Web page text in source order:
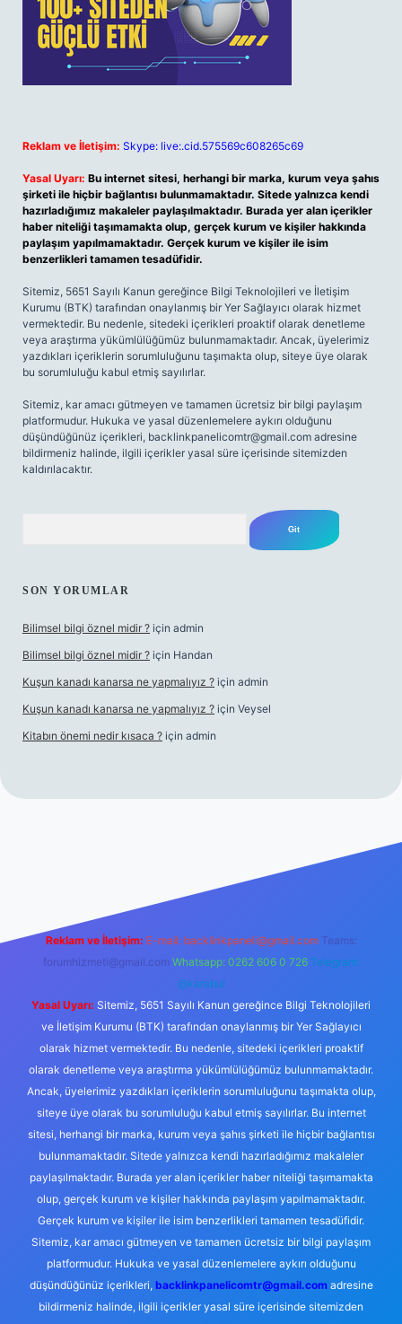
Reklam ve İletişim: Skype: live:.cid.575569c608265c69
Yasal Uyarı: Bu internet sitesi, herhangi bir marka, kurum veya şahıs
şirketi ile hiçbir bağlantısı bulunmamaktadır. Sitede yalnızca kendi
hazırladığımız makaleler paylaşılmaktadır. Burada yer alan içerikler
haber niteliği taşımamakta olup, gerçek kurum ve kişiler hakkında
paylaşım yapılmamaktadır. Gerçek kurum ve kişiler ile isim
benzerlikleri tamamen tesadüfidir.
Sitemiz, 5651 Sayılı Kanun gereğince Bilgi Teknolojileri ve İletişim
Kurumu (BTK) tarafından onaylanmış bir Yer Sağlayıcı olarak hizmet
vermektedir. Bu nedenle, sitedeki içerikleri proaktif olarak denetleme
veya araştırma yükümlülüğümüz bulunmamaktadır. Ancak, üyelerimiz
yazdıkları içeriklerin sorumluluğunu taşımakta olup, siteye üye olarak
bu sorumluluğu kabul etmiş sayılırlar.
Sitemiz, kar amacı gütmeyen ve tamamen ücretsiz bir bilgi paylaşım
platformudur. Hukuka ve yasal düzenlemelere aykırı olduğunu
düşündüğünüz içerikleri, backlinkpanelicomtr@gmail.com adresine
bildirmeniz halinde, ilgili içerikler yasal süre içerisinde sitemizden
kaldırılacaktır.
SON YORUMLAR
Bilimsel bilgi öznel midir ? için admin
Bilimsel bilgi öznel midir ? için Handan
Kuşun kanadı kanarsa ne yapmalıyız ? için admin
Kuşun kanadı kanarsa ne yapmalıyız ? için Veysel
Kitabın önemi nedir kısaca ? için admin
Reklam ve İletişim: E-mail: backlinkpaneli@gmail.com Teams:
forumhizmeti@gmail.com Whatsapp: 0262 606 0 726 Telegram:
@karabul
Yasal Uyarı: Sitemiz, 5651 Sayılı Kanun gereğince Bilgi Teknolojileri
ve İletişim Kurumu (BTK) tarafından onaylanmış bir Yer Sağlayıcı
olarak hizmet vermektedir. Bu nedenle, sitedeki içerikleri proaktif
olarak denetleme veya araştırma yükümlülüğümüz bulunmamaktadır.
Ancak, üyelerimiz yazdıkları içeriklerin sorumluluğunu taşımakta olup,
siteye üye olarak bu sorumluluğu kabul etmiş sayılırlar. Bu internet
sitesi, herhangi bir marka, kurum veya şahıs şirketi ile hiçbir bağlantısı
bulunmamaktadır. Sitede yalnızca kendi hazırladığımız makaleler
paylaşılmaktadır. Burada yer alan içerikler haber niteliği taşımamakta
olup, gerçek kurum ve kişiler hakkında paylaşım yapılmamaktadır.
Gerçek kurum ve kişiler ile isim benzerlikleri tamamen tesadüfidir.
Sitemiz, kar amacı gütmeyen ve tamamen ücretsiz bir bilgi paylaşım
platformudur. Hukuka ve yasal düzenlemelere aykırı olduğunu
düşündüğünüz içerikleri, backlinkpanelicomtr@gmail.comadresine
bildirmeniz halinde, ilgili içerikler yasal süre içerisinde sitemizden